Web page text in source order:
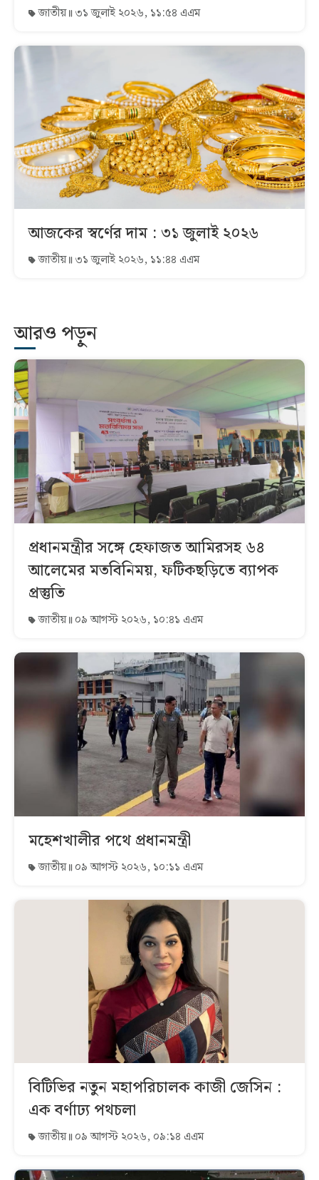
জাতীয় ৩১ জুলাই ২০২৬, ১১:৫৪ এএম
আজকের স্বর্ণের দাম : ৩১ জুলাই ২০২৬
জাতীয় ৩১ জুলাই ২০২৬, ১১:৪৪ এএম
আরও পড়ুন
প্রধানমন্ত্রীর সঙ্গে হেফাজত আমিরসহ ৬৪
আলেমের মতবিনিময়, ফটিকছড়িতে ব্যাপক
প্রস্তুতি
জাতীয় ০৯ আগস্ট ২০২৬, ১০:৪১ এএম
মহেশখালীর পথে প্রধানমন্ত্রী
জাতীয় ০৯ আগস্ট ২০২৬, ১০:১১ এএম
বিটিভির নতুন মহাপরিচালক কাজী জেসিন :
এক বর্ণাঢ্য পথচলা
জাতীয় ০৯ আগস্ট ২০২৬, ০৯:১৪ এএম